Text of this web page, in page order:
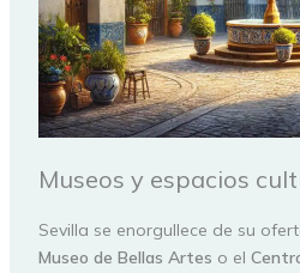
Museos y espacios
Sevilla se enorgullece de su
Museo de Bellas Artes o el